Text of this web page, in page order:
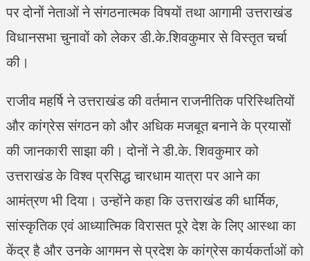
पर दोनों नेताओं ने संगठनात्मक विषयों तथा आगामी उत्तराखंड
विधानसभा चुनावों को लेकर डी.के.शिवकुमार से विस्तृत चर्चा
की।
राजीव महर्षि ने उत्तराखंड की वर्तमान राजनीतिक परिस्थितियों
और कांग्रेस संगठन को और अधिक मजबूत बनाने के प्रयासों
की जानकारी साझा की। दोनों ने डी.के. शिवकुमार को
उत्तराखंड के विश्व प्रसिद्ध चारधाम यात्रा पर आने का
आमंत्रण भी दिया। उन्होंने कहा कि उत्तराखंड की धार्मिक,
सांस्कृतिक एवं आध्यात्मिक विरासत पूरे देश के लिए आस्था का
केंद्र है और उनके आगमन से प्रदेश के कांग्रेस कार्यकर्ताओं को